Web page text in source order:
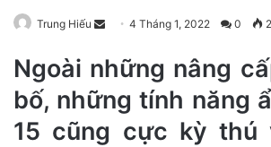
Trung Hiếu
n
a
n
4 Tháng 1, 2022 0
Ngoài những nâng
bố, những tính năng
15 cũng cực kỳ thú